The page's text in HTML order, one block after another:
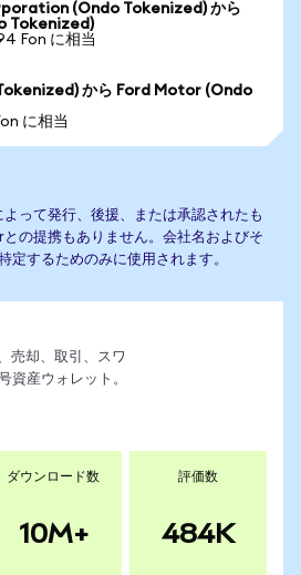
(Ondo Tokenized) から
Tokenized)
Fon に相当
から Ford Motor (Ondo
に相当
って発行、後援、または承認されたも
の提携もありません。会社名およびそ
定するためのみに使用されます。
売却、取引、スワ
資産ウォレット。
ダウンロード数
10M+
評価数
484K